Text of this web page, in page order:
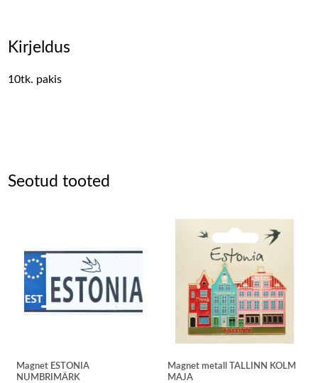
Kirjeldus
10tk. pakis
Seotud tooted
Magnet ESTONIA
NUMBRIMÄRK
Magnet metall TALLINN KOLM
MAJA